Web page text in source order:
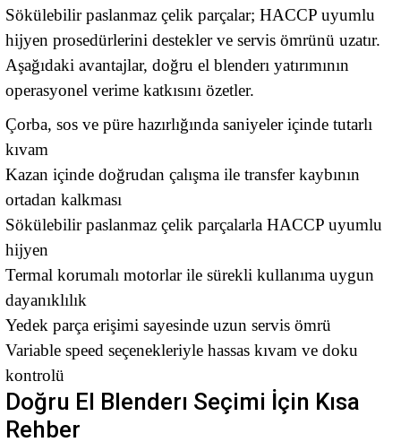
Sökülebilir paslanmaz çelik parçalar; HACCP uyumlu
hijyen prosedürlerini destekler ve servis ömrünü uzatır.
Aşağıdaki avantajlar, doğru el blenderı yatırımının
operasyonel verime katkısını özetler.
Çorba, sos ve püre hazırlığında saniyeler içinde tutarlı
kıvam
Kazan içinde doğrudan çalışma ile transfer kaybının
ortadan kalkması
Sökülebilir paslanmaz çelik parçalarla HACCP uyumlu
hijyen
Termal korumalı motorlar ile sürekli kullanıma uygun
dayanıklılık
Yedek parça erişimi sayesinde uzun servis ömrü
Variable speed seçenekleriyle hassas kıvam ve doku
kontrolü
Doğru El Blenderı Seçimi İçin Kısa
Rehber